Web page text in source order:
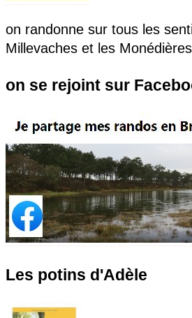
on randonne sur tous les
Millevaches et les Monédières
on se rejoint sur
Les potins d'Adèle